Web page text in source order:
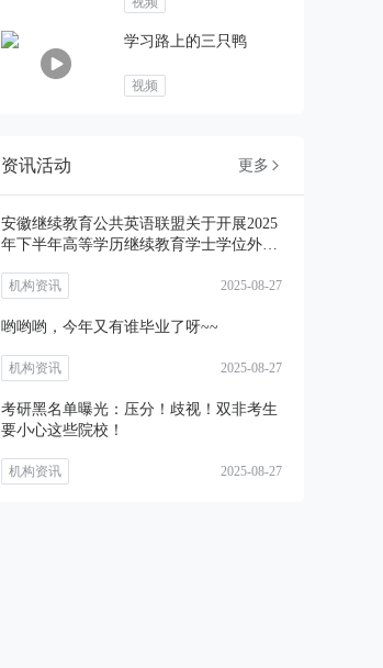
学习路上的三只鸭
视频
资讯活动 更多 
安徽继续教育公共英语联盟关于开展2025
年下半年高等学历继续教育学士学位外语
机构资讯 2025-08-27
哟哟哟，今年又有谁毕业了呀~~
机构资讯 2025-08-27
考研黑名单曝光：压分！歧视！双非考生
要小心这些院校！
机构资讯 2025-08-27